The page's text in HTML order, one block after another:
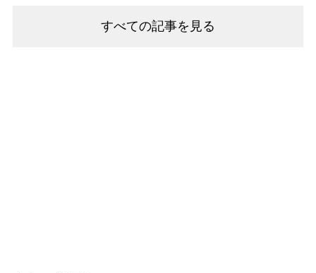
すべての記事を見る